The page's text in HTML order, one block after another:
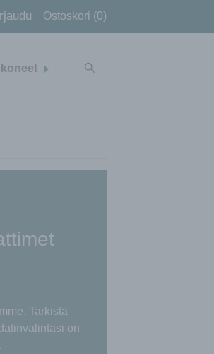
Ostoskori (0)
Tarkista
on